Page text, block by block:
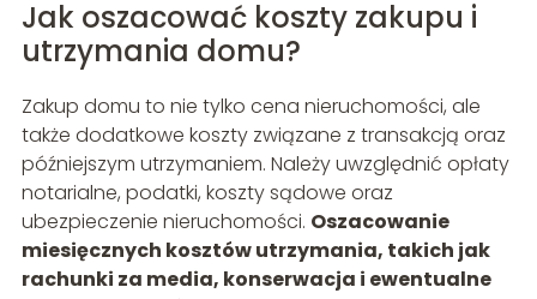
Jak oszacować koszty zakupu i
utrzymania domu?
Zakup domu to nie tylko cena nieruchomości, ale
także dodatkowe koszty związane z transakcją oraz
późniejszym utrzymaniem. Należy uwzględnić opłaty
notarialne, podatki, koszty sądowe oraz
ubezpieczenie nieruchomości. Oszacowanie
miesięcznych kosztów utrzymania, takich jak
rachunki za media, konserwacja i ewentualne